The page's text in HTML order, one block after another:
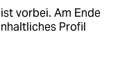
vorbei. Am Ende
Profil